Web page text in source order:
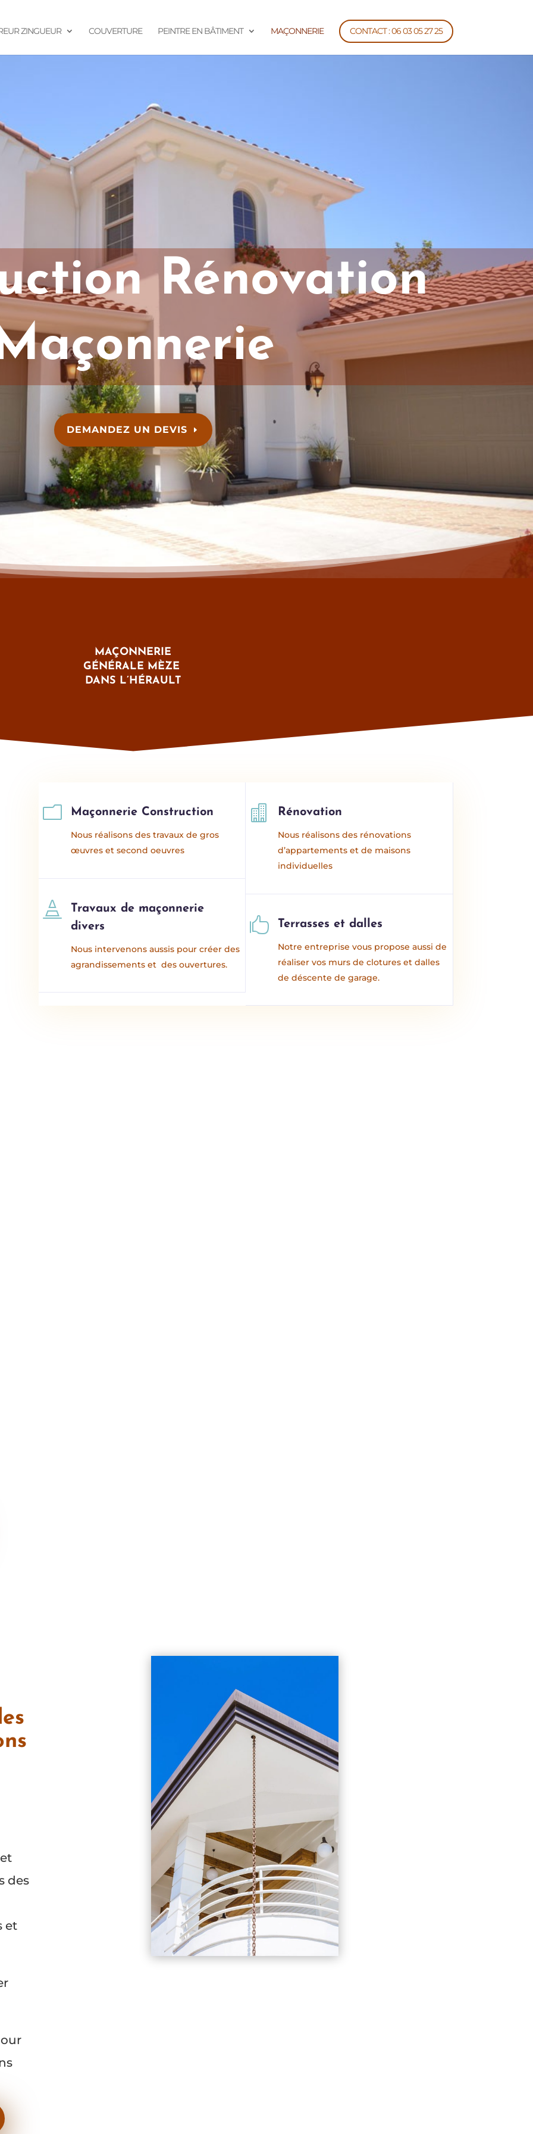
ZINGUEUR COUVERTURE PEINTRE EN BÂTIMENT MAÇONNERIE CONTACT : 06 03 05 27 25
Rénovation
DEMANDEZ UN DEVIS
MAÇONNERIE
GÉNÉRALE MÈZE
DANS L’HÉRAULT
m Maçonnerie Construction
Nous réalisons des travaux de gros
œuvres et second oeuvres

Travaux de maçonnerie
divers
Nous intervenons aussis pour créer des
agrandissements et des ouvertures.
 Rénovation
Nous réalisons des rénovations
d’appartements et de maisons
individuelles
 Terrasses et dalles
Notre entreprise vous propose aussi de
réaliser vos murs de clotures et dalles
de déscente de garage.
des
et